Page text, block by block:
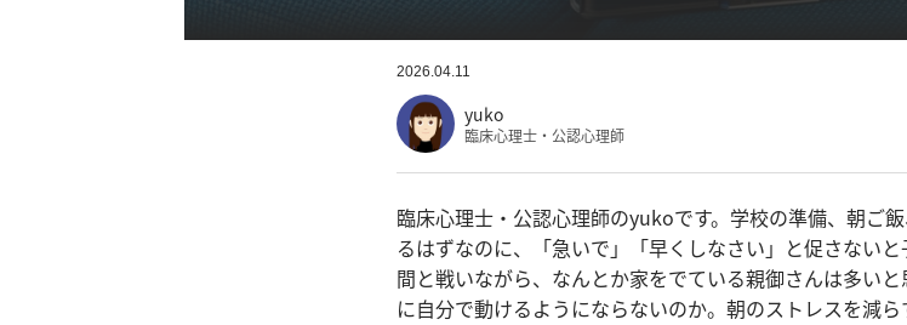
2026.04.11
yuko
臨床心理士・公認心理師
臨床心理士・公認心理師のyukoです。学校の準備、朝ご
るはずなのに、「急いで」「早くしなさい」と促さない
間と戦いながら、なんとか家をでている親御さんは多い
に自分で動けるようにならないのか。朝のストレスを減ら